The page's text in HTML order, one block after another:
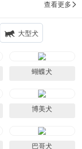
查看更多
大型犬
蝴蝶犬
博美犬
巴哥犬